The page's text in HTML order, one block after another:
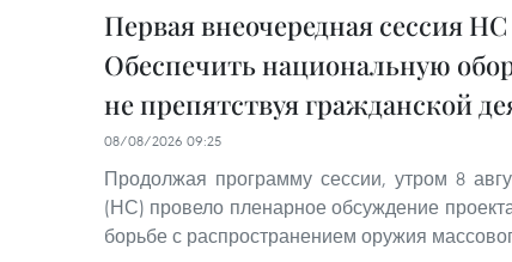
Первая внеочередная сессия
Обеспечить национальную
не препятствуя гражданской
08/08/2026 09:25
Продолжая программу сессии, утром 8
(НС) провело пленарное обсуждение
борьбе с распространением оружия